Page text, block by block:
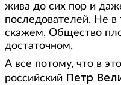
жива до сих пор и
последователей. Не в
скажем, Общество
достаточном.
А все потому, что в
российский Петр